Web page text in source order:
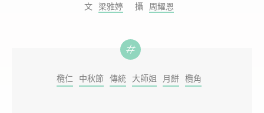
梁雅婷 周耀恩
欖仁 中秋節 傳統 大師姐 月餅 欖角